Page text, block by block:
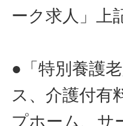
ーク求人」上
●「特別養護
ス、介護付有
プホーム、サ